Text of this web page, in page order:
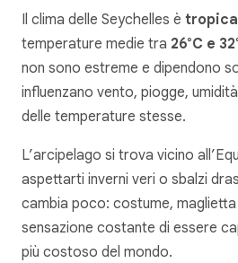
Il clima delle Seychelles è
temperature medie tra 26°C e
non sono estreme e dipendono
influenzano vento, piogge,
delle temperature stesse.
L’arcipelago si trova vicino
aspettarti inverni veri o sbalzi
cambia poco: costume,
sensazione costante di essere
più costoso del mondo.